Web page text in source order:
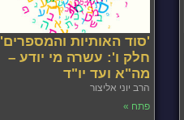
'סוד האותיות והמספרים'
חלק ו': עשרה מי יודע –
מה"א ועד יו"ד
הרב יוני אליצור
פתח »